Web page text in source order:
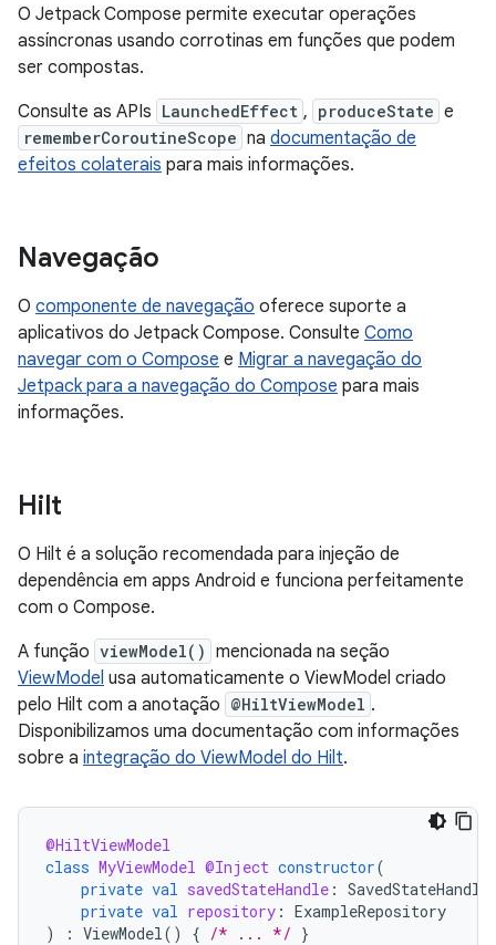
O Jetpack Compose permite executar operações
assíncronas usando corrotinas em funções que podem
ser compostas.
Consulte as APIs LaunchedEffect , produceState e
rememberCoroutineScope na documentação de
efeitos colaterais para mais informações.
Navegação
O componente de navegação oferece suporte a
aplicativos do Jetpack Compose. Consulte Como
navegar com o Compose e Migrar a navegação do
Jetpack para a navegação do Compose para mais
informações.
Hilt
O Hilt é a solução recomendada para injeção de
dependência em apps Android e funciona perfeitamente
com o Compose.
A função viewModel() mencionada na seção
ViewModel usa automaticamente o ViewModel criado
pelo Hilt com a anotação @HiltViewModel .
Disponibilizamos uma documentação com informações
sobre a integração do ViewModel do Hilt.
@HiltViewModel
class MyViewModel @Inject constructor(
private val savedStateHandle : SavedStateHandle
private val repository : ExampleRepository
)
: ViewModel() { /* ... */ }